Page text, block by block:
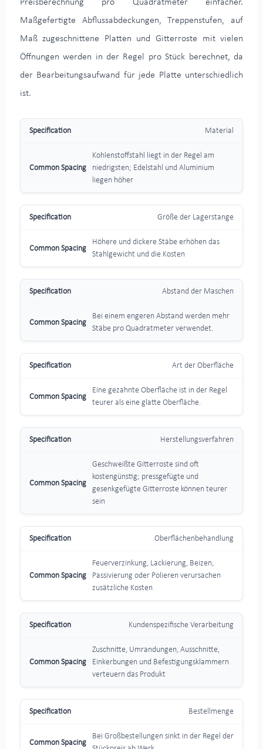
Preisberechnung pro Quadratmeter einfacher.
Maßgefertigte Abflussabdeckungen, Treppenstufen, auf
Maß zugeschnittene Platten und Gitterroste mit vielen
Öffnungen werden in der Regel pro Stück berechnet, da
der Bearbeitungsaufwand für jede Platte unterschiedlich
ist.
Material
Kohlenstoffstahl liegt in der Regel am
niedrigsten; Edelstahl und Aluminium
liegen höher
Größe der Lagerstange
Höhere und dickere Stäbe erhöhen das
Stahlgewicht und die Kosten
Abstand der Maschen
Bei einem engeren Abstand werden mehr
Stäbe pro Quadratmeter verwendet.
Art der Oberfläche
Eine gezahnte Oberfläche ist in der Regel
teurer als eine glatte Oberfläche.
Herstellungsverfahren
Geschweißte Gitterroste sind oft
kostengünstig; pressgefügte und
gesenkgefügte Gitterroste können teurer
sein
Oberflächenbehandlung
Feuerverzinkung, Lackierung, Beizen,
Passivierung oder Polieren verursachen
zusätzliche Kosten
Kundenspezifische Verarbeitung
Zuschnitte, Umrandungen, Ausschnitte,
Einkerbungen und Befestigungsklammern
verteuern das Produkt
Bestellmenge
Bei Großbestellungen sinkt in der Regel der